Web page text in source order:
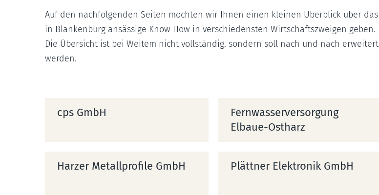
Auf den nachfolgenden Seiten möchten wir Ihnen einen kleinen Überblick über das
in Blankenburg ansässige Know How in verschiedensten Wirtschaftszweigen geben.
Die Übersicht ist bei Weitem nicht vollständig, sondern soll nach und nach erweitert
werden.
cps GmbH
Fernwasserversorgung
Elbaue-Ostharz
Harzer Metallprofile GmbH Plättner Elektronik GmbH